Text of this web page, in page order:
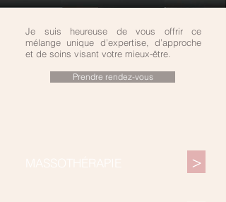
Je suis heureuse de vous offrir ce
mélange unique d’expertise, d’approche
et de soins visant votre mieux-être.
Prendre rendez-vous
>